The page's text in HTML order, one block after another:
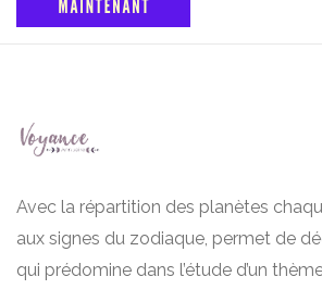
Avec la répartition des planètes
aux signes du zodiaque, permet de
qui prédomine dans l’étude d’un